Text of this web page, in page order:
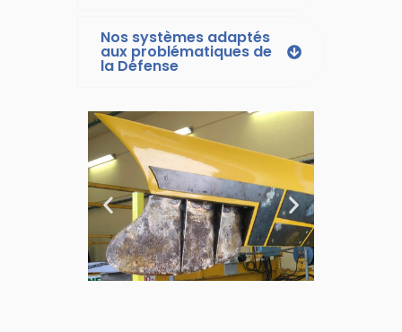
Nos systèmes adaptés
aux problématiques de
la Défense